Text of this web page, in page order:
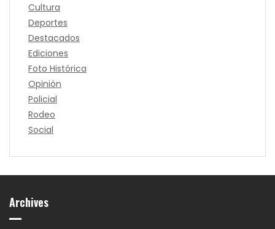
Cultura
Deportes
Destacados
Ediciones
Foto Histórica
Opinión
Policial
Rodeo
Social
Archives